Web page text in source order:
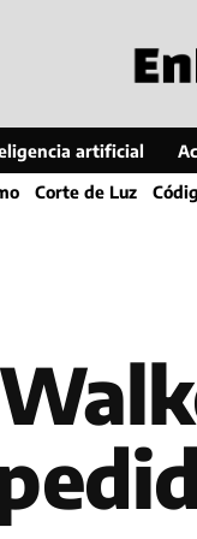
artificial
Corte de Luz